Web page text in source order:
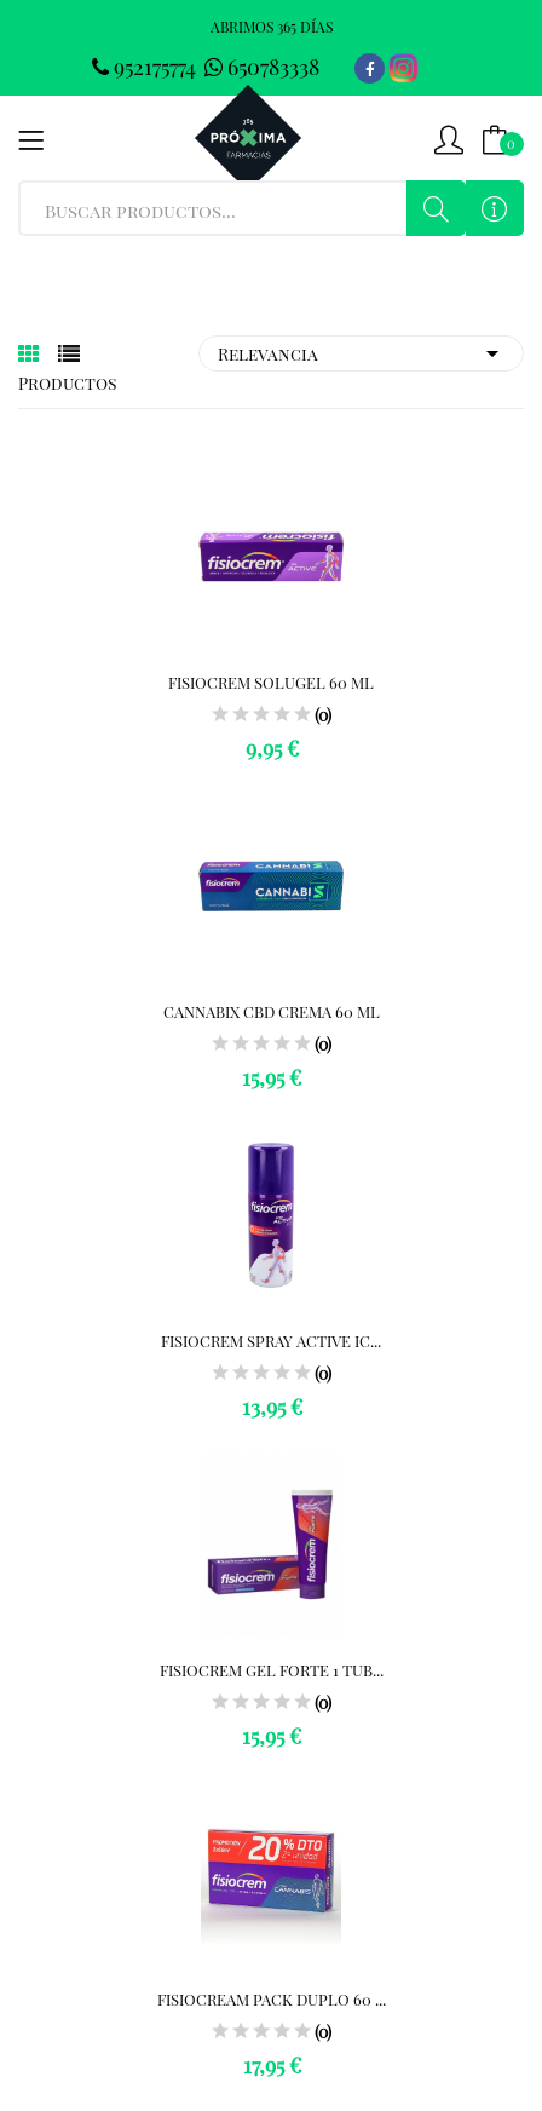
ABRIMOS 365 DÍAS
952175774 650783338
0
Productos
FISIOCREM SOLUGEL 60 ML
(0)
9,95 €
CANNABIX CBD CREMA 60 ML
(0)
15,95 €
FISIOCREM SPRAY ACTIVE IC...
(0)
13,95 €
FISIOCREM GEL FORTE 1 TUB...
(0)
15,95 €
FISIOCREAM PACK DUPLO 60 ...
(0)
17,95 €